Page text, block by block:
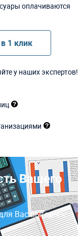
оплачиваются
1 клик
у наших экспертов!
Вашего
Вас выгодное